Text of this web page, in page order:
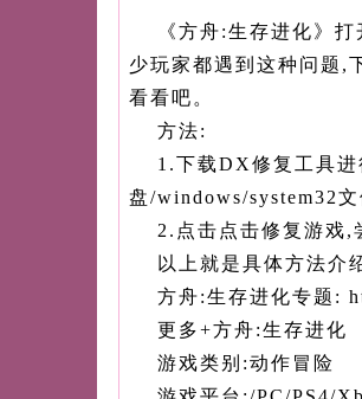
《方舟:生存进化》
少玩家都遇到这种问题,
看看吧。
方法:
1.下载DX修复工具
盘/windows/system32
2.点击点击修复游戏,
以上就是具体方法介
方舟:生存进化专题:
更多+方舟:生存进化
游戏类别:动作冒险